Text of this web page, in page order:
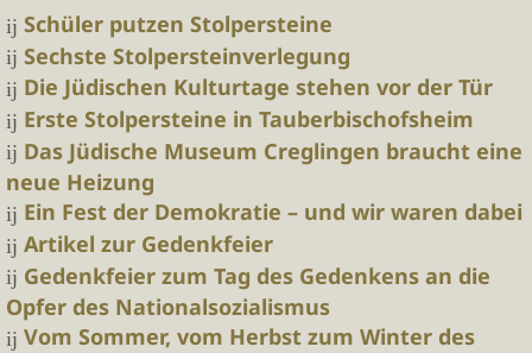
Schüler putzen Stolpersteine
Sechste Stolpersteinverlegung
Die Jüdischen Kulturtage stehen vor der Tür
Erste Stolpersteine in Tauberbischofsheim
Das Jüdische Museum Creglingen braucht eine
neue Heizung
Ein Fest der Demokratie – und wir waren dabei
Artikel zur Gedenkfeier
Gedenkfeier zum Tag des Gedenkens an die
Opfer des Nationalsozialismus
Vom Sommer, vom Herbst zum Winter des